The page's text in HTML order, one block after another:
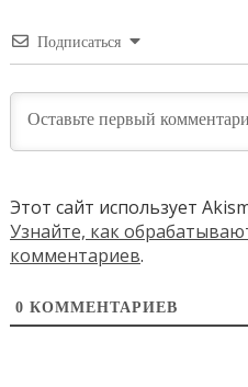
Подписаться
Этот сайт использует
Узнайте, как
комментариев.
0 КОММЕНТАРИЕВ